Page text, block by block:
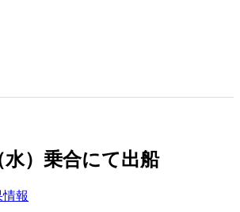
水）乗合にて出船
報